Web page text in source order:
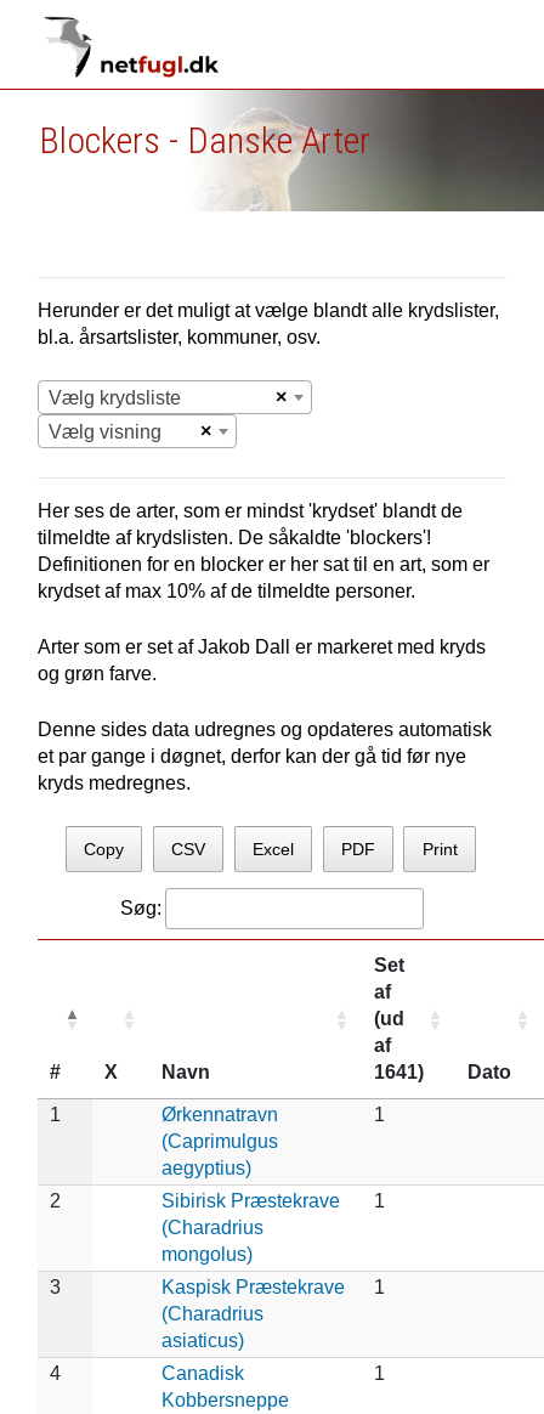
Blockers - Danske Arter
Herunder er det muligt at vælge blandt alle krydslister,
bl.a. årsartslister, kommuner, osv.
×
Vælg krydsliste
×
Vælg visning
Her ses de arter, som er mindst 'krydset' blandt de
tilmeldte af krydslisten. De såkaldte 'blockers'!
Definitionen for en blocker er her sat til en art, som er
krydset af max 10% af de tilmeldte personer.
Arter som er set af Jakob Dall er markeret med kryds
og grøn farve.
Denne sides data udregnes og opdateres automatisk
et par gange i døgnet, derfor kan der gå tid før nye
kryds medregnes.
Copy CSV Excel PDF Print
Søg:
# X Navn
Set
af
(ud
af
1641)
Dato
1
Ørkennatravn
(Caprimulgus
aegyptius)
1
2
Sibirisk Præstekrave
(Charadrius
mongolus)
1
3
Kaspisk Præstekrave
(Charadrius
asiaticus)
1
4
Canadisk
Kobbersneppe
1